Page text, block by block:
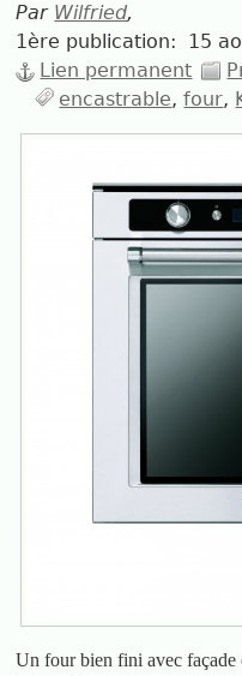
Par Wilfried,
1ère publication: 15
Lien permanent
encastrable
four
Un four bien fini avec façade